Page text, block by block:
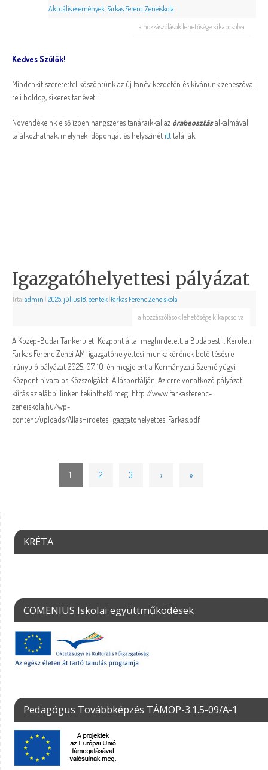
Aktuális események Farkas Ferenc Zeneiskola
a hozzászólások lehetősége kikapcsolva
Kedves Szülők!
Mindenkit szeretettel köszöntünk az új tanév kezdetén és kívánunk zeneszóval
teli boldog, sikeres tanévet!
Növendékeink első ízben hangszeres tanáraikkal az órabeosztásalkalmával
találkozhatnak, melynek időpontját és helyszínétitt találják.
Igazgatóhelyettesi pályázat
Írta:admin | 2025. július 18. péntek |Farkas Ferenc Zeneiskola
a hozzászólások lehetősége kikapcsolva
A Közép-Budai Tankerületi Központ által meghirdetett, a Budapest I. Kerületi
Farkas Ferenc Zenei AMI igazgatóhelyettesi munkakörének betöltésésre
irányuló pályázat 2025. 07. 10-én megjelent a Kormányzati Személyügyi
Központ hivatalos Közszolgálati Állásportálján. Az erre vonatkozó pályázati
kiírás az alábbi linken tekinthető meg: http://www.farkasferenc-
zeneiskola.hu/wp-
content/uploads/AllasHirdetes_igazgatohelyettes_Farkas.pdf
1 2 3 › »
KRÉTA
COMENIUS Iskolai együttműködések
Pedagógus Továbbképzés TÁMOP-3.1.5-09/A-1